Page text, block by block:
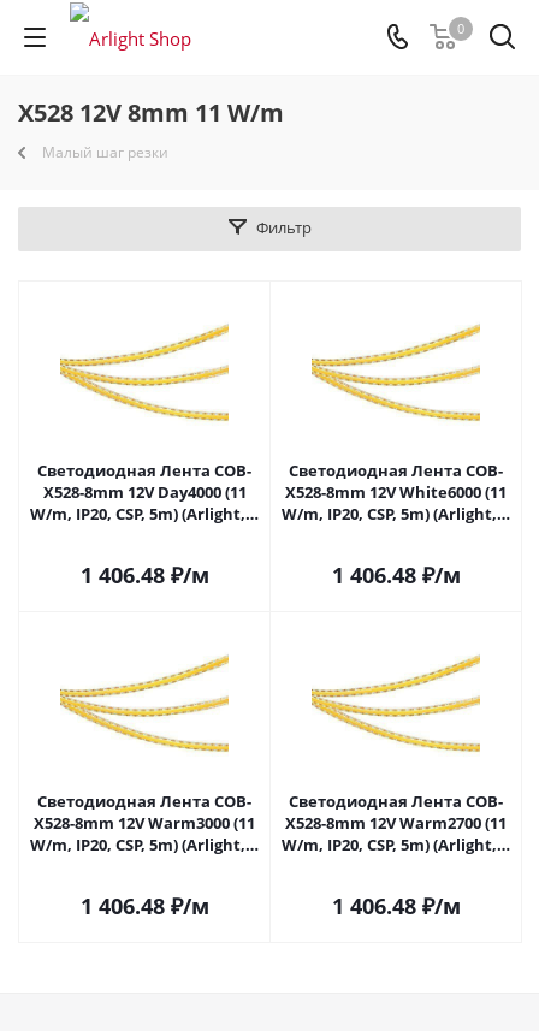
0
X528 12V 8mm 11 W/m
Малый шаг резки
Фильтр
Светодиодная Лента COB-
X528-8mm 12V Day4000 (11
W/m, IP20, CSP, 5m) (Arlight, -)
1 406.48₽/м
Светодиодная Лента COB-
X528-8mm 12V White6000 (11
W/m, IP20, CSP, 5m) (Arlight, -)
1 406.48₽/м
Светодиодная Лента COB-
X528-8mm 12V Warm3000 (11
W/m, IP20, CSP, 5m) (Arlight, -)
1 406.48₽/м
Светодиодная Лента COB-
X528-8mm 12V Warm2700 (11
W/m, IP20, CSP, 5m) (Arlight, -)
1 406.48₽/м